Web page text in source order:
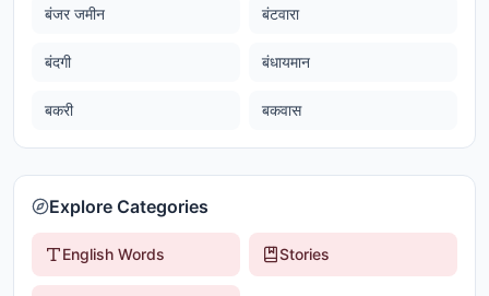
बंजर जमीन बंटवारा
बंदगी बंधायमान
बकरी बकवास
Explore Categories
English Words Stories